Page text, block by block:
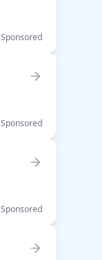
Sponsored
Sponsored
Sponsored